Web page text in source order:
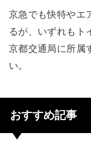
京急でも快特やエ
るが、いずれもト
京都交通局に所属
い。
おすすめ記事